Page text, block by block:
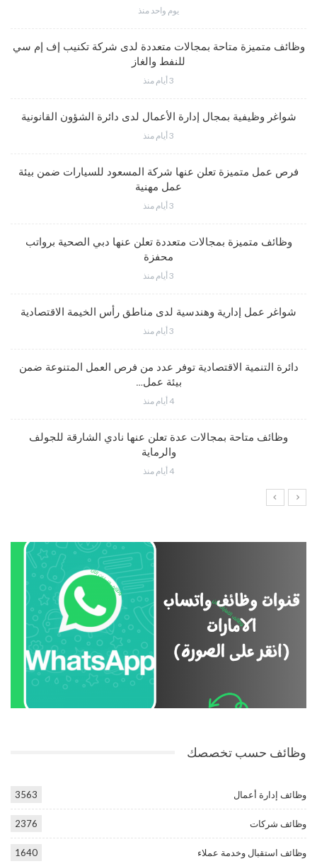
يوم واحد منذ
وظائف متميزة متاحة بمجالات متعددة لدى شركة تكنيب إف إم سي
للنفط والغاز
3 أيام منذ
شواغر وظيفية بمجال إدارة الأعمال لدى دائرة الشؤون القانونية
3 أيام منذ
فرص عمل متميزة تعلن عنها شركة المسعود للسيارات ضمن بيئة
عمل مهنية
3 أيام منذ
وظائف متميزة بمجالات متعددة تعلن عنها دبي الصحية برواتب
محفزة
3 أيام منذ
شواغر عمل إدارية وهندسية لدى مناطق رأس الخيمة الاقتصادية
3 أيام منذ
دائرة التنمية الاقتصادية توفر عدد من فرص العمل المتنوعة ضمن
بيئة عمل…
4 أيام منذ
وظائف متاحة بمجالات عدة تعلن عنها نادي الشارقة للجولف
والرماية
4 أيام منذ
وظائف حسب تخصصك
وظائف إدارة أعمال 3563
وظائف شركات 2376
وظائف استقبال وخدمة عملاء 1640